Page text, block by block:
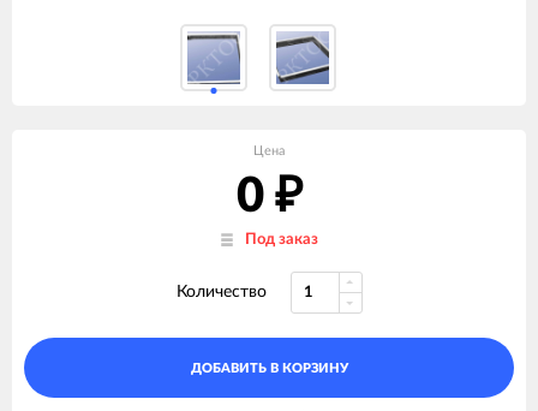
Цена
0 ₽
Под заказ
Количество
ДОБАВИТЬ В КОРЗИНУ